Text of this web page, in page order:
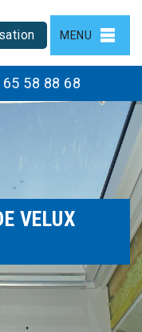
MENU
65 58 88 68
VELUX